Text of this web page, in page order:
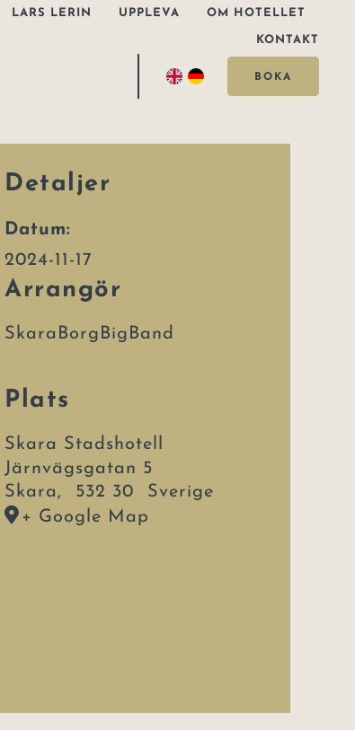
LARS LERIN UPPLEVA OM HOTELLET
KONTAKT
BOKA
Detaljer
Datum:
2024-11-17
Arrangör
SkaraBorgBigBand
Plats
Skara Stadshotell
Järnvägsgatan 5
Skara, 532 30
Sverige
+ Google Map